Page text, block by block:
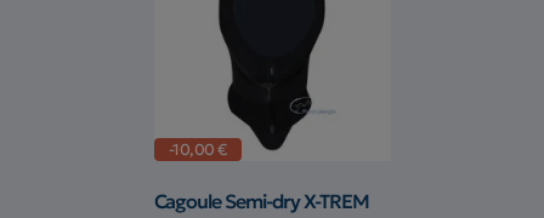
-10,00 €
Cagoule Semi-dry X-TREM